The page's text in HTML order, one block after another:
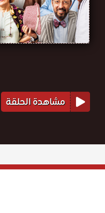
مشاهدة الحلقة